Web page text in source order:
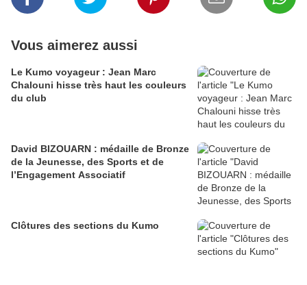
Vous aimerez aussi
Le Kumo voyageur : Jean Marc
Chalouni hisse très haut les couleurs
du club
David BIZOUARN : médaille de Bronze
de la Jeunesse, des Sports et de
l’Engagement Associatif
Clôtures des sections du Kumo